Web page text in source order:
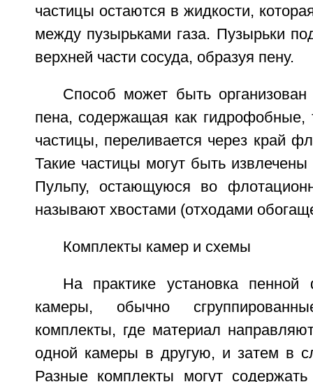
частицы остаются в жидкости,
между пузырьками газа. Пузырьки
верхней части сосуда, образуя пену.
Способ может быть
пена, содержащая как гидрофобные,
частицы, переливается через край
Такие частицы могут быть
Пульпу, остающуюся во
называют хвостами (отходами
Комплекты камер и схемы
На практике установка пенной
камеры, обычно
комплекты, где материал
одной камеры в другую, и затем в
Разные комплекты могут